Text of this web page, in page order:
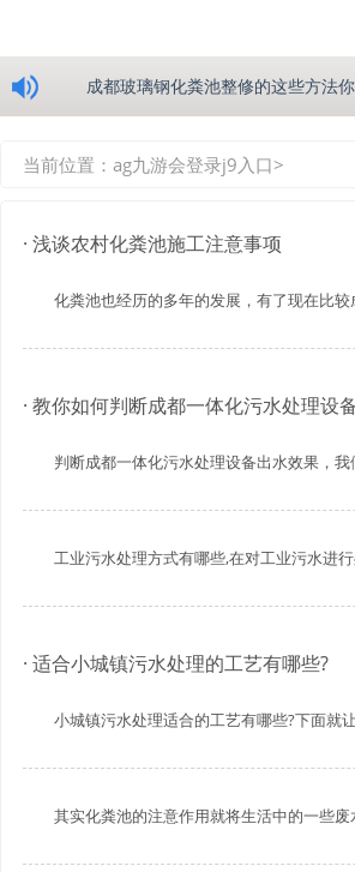
成都玻璃钢化粪池整修的这些方法
四川玻璃钢化粪池逐渐取代传统玻
使用成都玻璃钢化粪池的七大好处
当前位置： ag九游会登录j9入口>
· 浅谈农村化粪池施工注意事项
化粪池也经历的多年的发展，有了现在比较
· 教你如何判断成都一体化污水处理设
判断成都一体化污水处理设备出水效果，我
工业污水处理方式有哪些,在对工业污水进行
· 适合小城镇污水处理的工艺有哪些?
小城镇污水处理适合的工艺有哪些?下面就
其实化粪池的注意作用就将生活中的一些废